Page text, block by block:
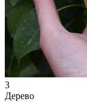
3
Дерево